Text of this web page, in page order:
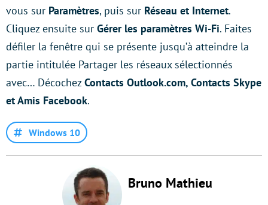
vous sur Paramètres, puis sur Réseau et Internet.
Cliquez ensuite sur Gérer les paramètres Wi-Fi. Faites
défiler la fenêtre qui se présente jusqu’à atteindre la
partie intitulée Partager les réseaux sélectionnés
avec… DécochezContacts Outlook.com, Contacts Skype
et Amis Facebook.
Windows 10
Bruno Mathieu